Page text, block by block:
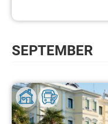
SEPTEMBER